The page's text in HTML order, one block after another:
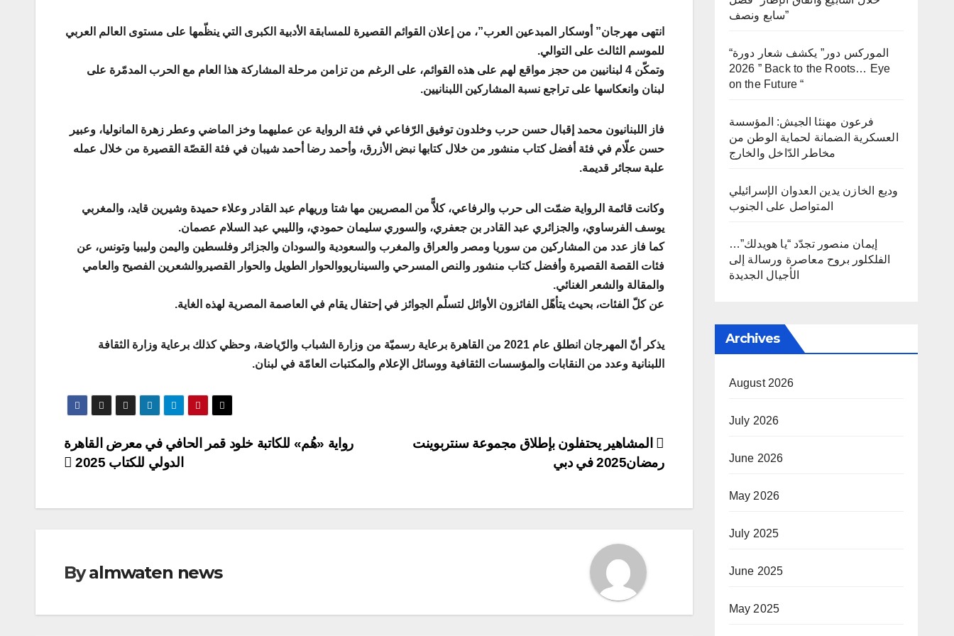
انتهى مهرجان” أوسكار المبدعين العرب”، من إعلان القوائم القصيرة للمسابقة الأدبية الكبرى التي ينظّمها على مستوى العالم العربي
للموسم الثالث على التوالي.
وتمكّن 4 لبنانيين من حجز مواقع لهم على هذه القوائم، على الرغم من تزامن مرحلة المشاركة هذا العام مع الحرب المدمّرة على
لبنان وانعكاسها على تراجع نسبة المشاركين اللبنانيين.
فاز اللبنانيون محمد إقبال حسن حرب وخلدون توفيق الرّفاعي في فئة الرواية عن عمليهما وخز الماضي وعطر زهرة المانوليا، وعبير
حسن علّام في فئة أفضل كتاب منشور من خلال كتابها نبض الأزرق، وأحمد رضا أحمد شيبان في فئة القصّة القصيرة من خلال عمله
علبة سجائر قديمة.
وكانت قائمة الرواية ضمّت الى حرب والرفاعي، كلاًّ من المصريين مها شتا وريهام عبد القادر وعلاء حميدة وشيرين قايد، والمغربي
يوسف الفرساوي، والجزائري عبد القادر بن جعفري، والسوري سليمان حمودي، والليبي عبد السلام عصمان.
كما فاز عدد من المشاركين من سوريا ومصر والعراق والمغرب والسعودية والسودان والجزائر وفلسطين واليمن وليبيا وتونس، عن
فئات القصة القصيرة وأفضل كتاب منشور والنص المسرحي والسيناريووالحوار الطويل والحوار القصيروالشعرين الفصيح والعامي
والمقالة والشعر الغنائي.
عن كلّ الفئات، بحيث يتأهّل الفائزون الأوائل لتسلّم الجوائز في إحتفال يقام في العاصمة المصرية لهذه الغاية.
يذكر أنّ المهرجان انطلق عام 2021 من القاهرة برعاية رسميّة من وزارة الشباب والرّياضة، وحظي كذلك برعاية وزارة الثقافة
اللبنانية وعدد من النقابات والمؤسسات الثقافية ووسائل الإعلام والمكتبات العامّة في لبنان.
Post
navigation
رواية «هُم» للكاتبة خلود قمر الحافي في معرض القاهرة
الدولي للكتاب 2025
المشاهير يحتفلون بإطلاق مجموعة سنتربوينت
رمضان2025 في دبي
Byalmwaten news
سابع ونصف”
“الموركس دور” يكشف شعار دورة
2026 ” Back to the Roots… Eye
on the Future “
فرعون مهنئا الجيش: المؤسسة
العسكرية الضمانة لحماية الوطن من
مخاطر الدّاخل والخارج
وديع الخازن يدين العدوان الإسرائيلي
المتواصل على الجنوب
إيمان منصور تجدّد “يا هويدلك”…
الفلكلور بروح معاصرة ورسالة إلى
الأجيال الجديدة
Archives
August 2026
July 2026
June 2026
May 2026
July 2025
June 2025
May 2025